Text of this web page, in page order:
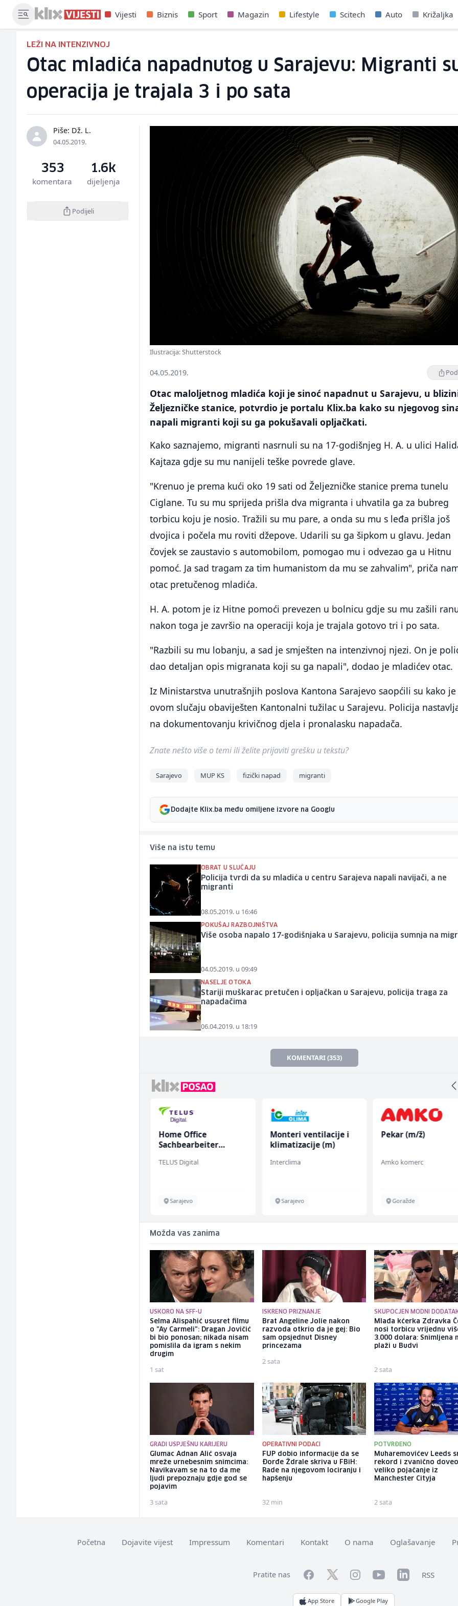
Vijesti Biznis Sport Magazin Lifestyle Scitech Auto Križaljka
LEŽI NA INTENZIVNOJ
Otac mladića napadnutog u Sarajevu: Migranti
operacija je trajala 3 i po sata
Piše: Dž. L.
04.05.2019.
353
komentara
1.6k
dijeljenja
Podijeli
Ilustracija: Shutterstock
04.05.2019.
Otac maloljetnog mladića koji je sinoć napadnut u Sarajevu, u
Željezničke stanice, potvrdio je portalu Klix.ba kako su njegovog
napali migranti koji su ga pokušavali opljačkati.
Kako saznajemo, migranti nasrnuli su na 17-godišnjeg H. A. u ulici
Kajtaza gdje su mu nanijeli teške povrede glave.
"Krenuo je prema kući oko 19 sati od Željezničke stanice prema tunelu
Ciglane. Tu su mu sprijeda prišla dva migranta i uhvatila ga za bubreg
torbicu koju je nosio. Tražili su mu pare, a onda su mu s leđa prišla još
dvojica i počela mu roviti džepove. Udarili su ga šipkom u glavu. Jedan
čovjek se zaustavio s automobilom, pomogao mu i odvezao ga u Hitnu
pomoć. Ja sad tragam za tim humanistom da mu se zahvalim", priča
otac pretučenog mladića.
H. A. potom je iz Hitne pomoći prevezen u bolnicu gdje su mu zašili
nakon toga je završio na operaciji koja je trajala gotovo tri i po sata.
"Razbili su mu lobanju, a sad je smješten na intenzivnoj njezi. On je
dao detaljan opis migranata koji su ga napali", dodao je mladićev otac.
Iz Ministarstva unutrašnjih poslova Kantona Sarajevo saopćili su kako je
ovom slučaju obaviješten Kantonalni tužilac u Sarajevu. Policija
na dokumentovanju krivičnog djela i pronalasku napadača.
Znate nešto više o temi ili želite prijaviti grešku u tekstu?
Sarajevo MUP KS fizički napad migranti
Dodajte Klix.ba među omiljene izvore na Googlu
Više na istu temu
OBRAT U SLUČAJU
Policija tvrdi da su mladića u centru Sarajeva napali navijači, a ne
migranti
08.05.2019. u 16:46
POKUŠAJ RAZBOJNIŠTVA
Više osoba napalo 17-godišnjaka u Sarajevu, policija sumnja na
04.05.2019. u 09:49
NASELJE OTOKA
Stariji muškarac pretučen i opljačkan u Sarajevu, policija traga za
napadačima
06.04.2019. u 18:19
KOMENTARI (353)
Home Office
Sachbearbeiter
bekannten deutschen
TELUS Digital
Sarajevo
Monteri ventilacije i
klimatizacije (m)
Interclima
Sarajevo
Pekar (m/ž)
Amko komerc
Goražde
Možda vas zanima
USKORO NA SFF-U
Selma Alispahić ususret filmu
o "Ay Carmeli": Dragan Jovičić
bi bio ponosan; nikada nisam
pomislila da igram s nekim
drugim
1 sat
ISKRENO PRIZNANJE
Brat Angeline Jolie nakon
razvoda otkrio da je gej: Bio
sam opsjednut Disney
princezama
2 sata
SKUPOCJEN MODNI
Mlađa kćerka Zdravka
nosi torbicu vrijednu
3.000 dolara: Snimljena
plaži u Budvi
2 sata
GRADI USPJEŠNU KARIJERU
Glumac Adnan Alić osvaja
mreže urnebesnim snimcima:
Navikavam se na to da me
ljudi prepoznaju gdje god se
pojavim
3 sata
OPERATIVNI PODACI
FUP dobio informacije da se
Đorđe Ždrale skriva u FBiH:
Rade na njegovom lociranju i
hapšenju
32 min
POTVRĐENO
Muharemovićev Leeds
rekord i zvanično doveo
veliko pojačanje iz
Manchester Cityja
2 sata
Početna Dojavite vijest Impressum Komentari Kontakt O nama Oglašavanje
Pratite nas FacebookTwitterInstagramYouTubeLinkedInRSS
App Store Google Play